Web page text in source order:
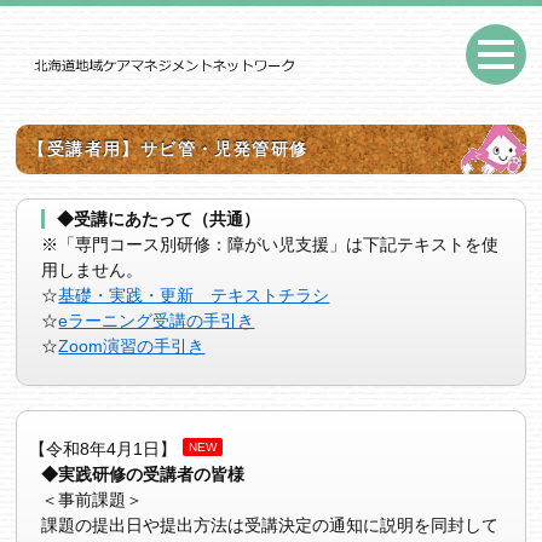
【受講者用】サビ管・児発管研修
◆受講にあたって（共通）
※「専門コース別研修：障がい児支援」は下記テキストを使
用しません。
☆基礎・実践・更新 テキストチラシ
☆eラーニング受講の手引き
☆Zoom演習の手引き
【令和8年4月1日】 NEW
◆実践研修の受講者の皆様
＜事前課題＞
課題の提出日や提出方法は受講決定の通知に説明を同封して